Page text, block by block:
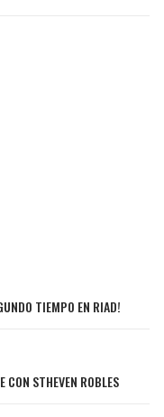
TIEMPO EN RIAD!
CON STHEVEN ROBLES